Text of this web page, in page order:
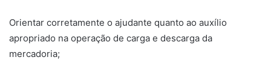
Orientar corretamente o ajudante quanto ao auxílio
apropriado na operação de carga e descarga da
mercadoria;